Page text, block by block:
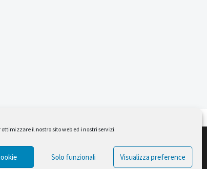
ottimizzare il nostro sito web ed i nostri servizi.
Solo funzionali Visualizza preference
Design by Ferruccio Lindaver